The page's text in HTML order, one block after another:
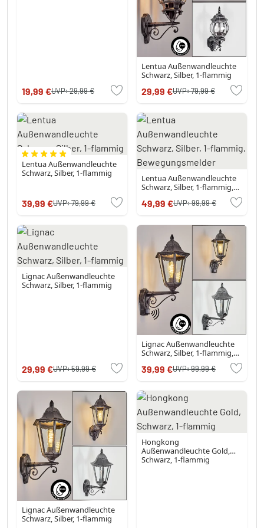
19,99 €UVP:29,99 €
Lentua Außenwandleuchte
Schwarz, Silber, 1-flammig
29,99 €UVP:79,99 €
Lentua Außenwandleuchte
Schwarz, Silber, 1-flammig
39,99 €UVP:79,99 €
Lentua Außenwandleuchte
Schwarz, Silber, 1-flammig,
49,99 €UVP:99,99 €
Lignac Außenwandleuchte
Schwarz, Silber, 1-flammig
29,99 €UVP:59,99 €
Lignac Außenwandleuchte
Schwarz, Silber, 1-flammig,
39,99 €UVP:99,99 €
Lignac Außenwandleuchte
Schwarz, Silber, 1-flammig
Hongkong
Außenwandleuchte Gold,
Schwarz, 1-flammig